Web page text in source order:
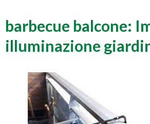
barbecue balcone:
illuminazione